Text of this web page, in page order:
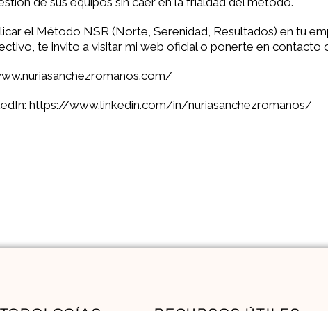
el Método NSR (Norte, Serenidad, Resultados) en tu
te invito a visitar mi web oficial o ponerte en contacto
https://www.linkedin.com/in/nuriasanchezromanos/